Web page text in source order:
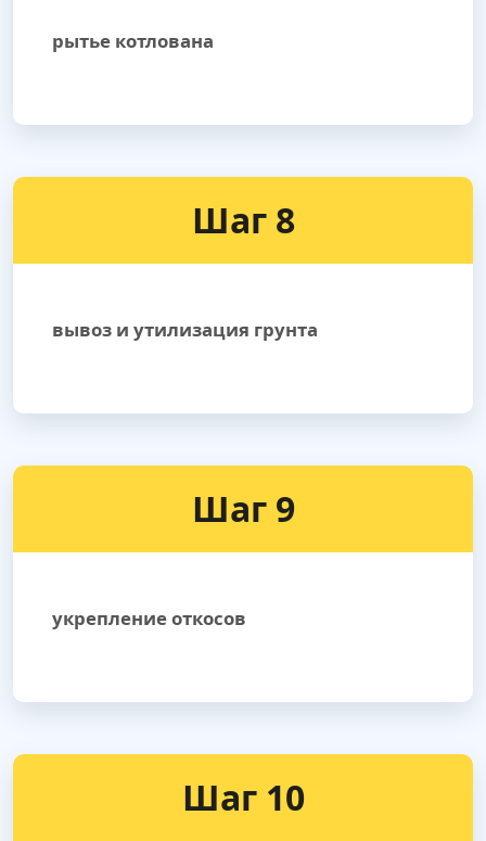
рытье котлована
Шаг 8
вывоз и утилизация грунта
Шаг 9
укрепление откосов
Шаг 10